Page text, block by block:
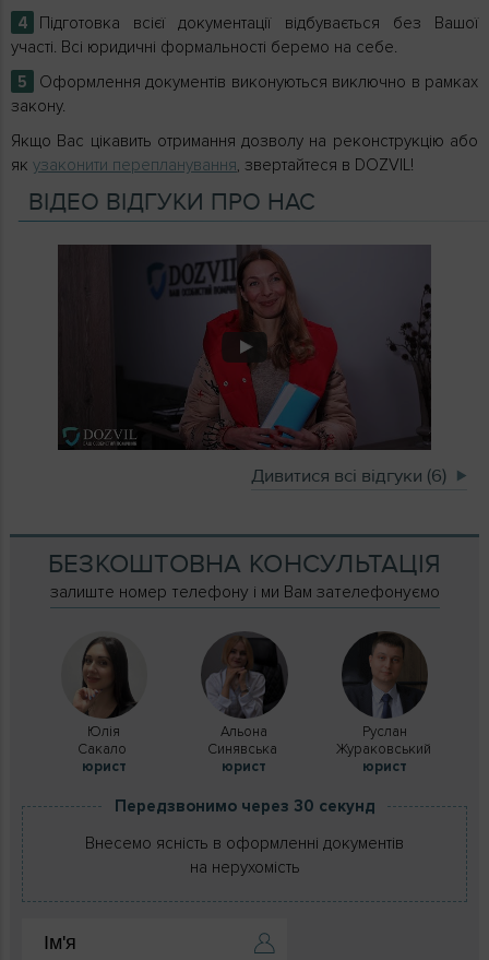
Підготовка всієї документації відбувається без Вашої
участі. Всі юридичні формальності беремо на себе.
Оформлення документів виконуються виключно в рамках
закону.
Якщо Вас цікавить отримання дозволу на реконструкцію або
як узаконити перепланування, звертайтеся в DOZVIL!
ВІДЕО ВІДГУКИ ПРО НАС
Дивитися всі відгуки (6)
БЕЗКОШТОВНА КОНСУЛЬТАЦІЯ
залиште номер телефону і ми Вам зателефонуємо
Юлія
Сакало
юрист
Альона
Синявська
юрист
Руслан
Жураковський
юрист
Передзвонимо через 30 секунд
Внесемо ясність в оформленні документів
на нерухомість